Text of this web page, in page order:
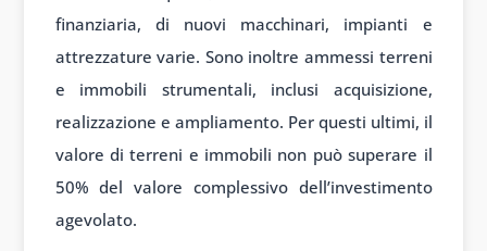
finanziaria, di nuovi macchinari, impianti e
attrezzature varie. Sono inoltre ammessi terreni
e immobili strumentali, inclusi acquisizione,
realizzazione e ampliamento. Per questi ultimi, il
valore di terreni e immobili non può superare il
50% del valore complessivo dell’investimento
agevolato.